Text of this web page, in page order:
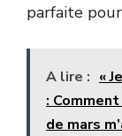
parfaite
A lire : «
:
de mars